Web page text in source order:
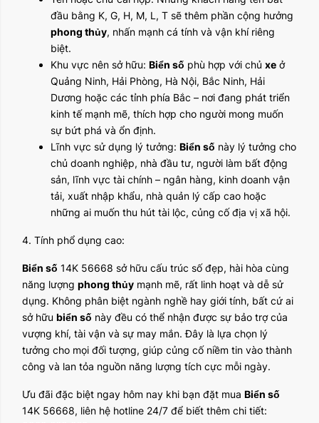
đầu bằng K, G, H, M, L, T sẽ thêm phần cộng hưởng
phong thủy, nhấn mạnh cá tính và vận khí riêng
biệt.
Khu vực nên sở hữu: Biển số phù hợp với chủ xe ở
Quảng Ninh, Hải Phòng, Hà Nội, Bắc Ninh, Hải
Dương hoặc các tỉnh phía Bắc – nơi đang phát triển
kinh tế mạnh mẽ, thích hợp cho người mong muốn
sự bứt phá và ổn định.
Lĩnh vực sử dụng lý tưởng: Biển số này lý tưởng cho
chủ doanh nghiệp, nhà đầu tư, người làm bất động
sản, lĩnh vực tài chính – ngân hàng, kinh doanh vận
tải, xuất nhập khẩu, nhà quản lý cấp cao hoặc
những ai muốn thu hút tài lộc, củng cố địa vị xã hội.
4. Tính phổ dụng cao:
Biển số 14K 56668 sở hữu cấu trúc số đẹp, hài hòa cùng
năng lượng phong thủy mạnh mẽ, rất linh hoạt và dễ sử
dụng. Không phân biệt ngành nghề hay giới tính, bất cứ ai
sở hữu biển số này đều có thể nhận được sự bảo trợ của
vượng khí, tài vận và sự may mắn. Đây là lựa chọn lý
tưởng cho mọi đối tượng, giúp củng cố niềm tin vào thành
công và lan tỏa nguồn năng lượng tích cực mỗi ngày.
Ưu đãi đặc biệt ngay hôm nay khi bạn đặt mua Biển số
14K 56668, liên hệ hotline 24/7 để biết thêm chi tiết: